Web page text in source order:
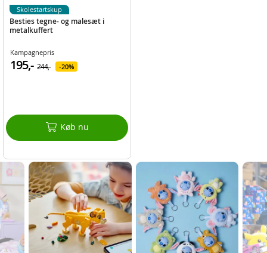
Besties tegne- og malesæt i
metalkuffert
Kampagnepris
195,- 244,- 20%
Køb nu
Skolestartskup